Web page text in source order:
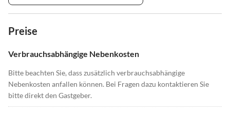
Preise
Verbrauchsabhängige Nebenkosten
Bitte beachten Sie, dass zusätzlich verbrauchsabhängige
Nebenkosten anfallen können. Bei Fragen dazu kontaktieren Sie
bitte direkt den Gastgeber.